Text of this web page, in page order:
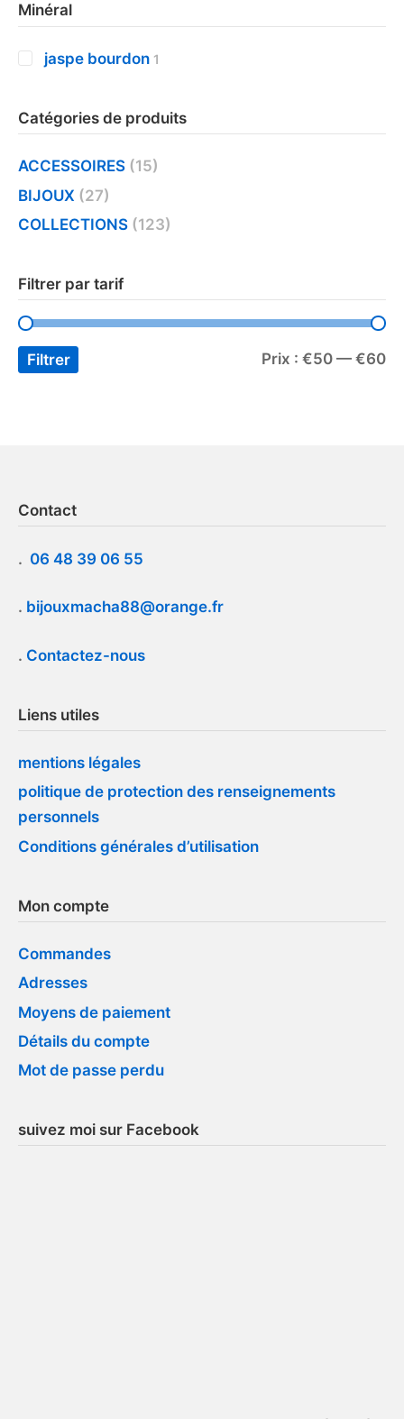
Minéral
jaspe bourdon 1
Catégories de produits
ACCESSOIRES (15)
BIJOUX (27)
COLLECTIONS (123)
Filtrer par tarif
Filtrer Prix : €50 — €60
Contact
. 06 48 39 06 55
. bijouxmacha88@orange.fr
. Contactez-nous
Liens utiles
mentions légales
politique de protection des renseignements
personnels
Conditions générales d’utilisation
Mon compte
Commandes
Adresses
Moyens de paiement
Détails du compte
Mot de passe perdu
suivez moi sur Facebook